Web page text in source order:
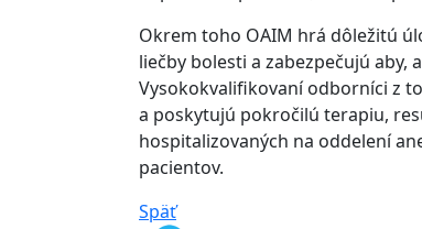
Okrem toho OAIM hrá dôležitú
liečby bolesti a zabezpečujú
Vysokokvalifikovaní odborníci z
a poskytujú pokročilú terapiu,
hospitalizovaných na oddelení
pacientov.
Späť